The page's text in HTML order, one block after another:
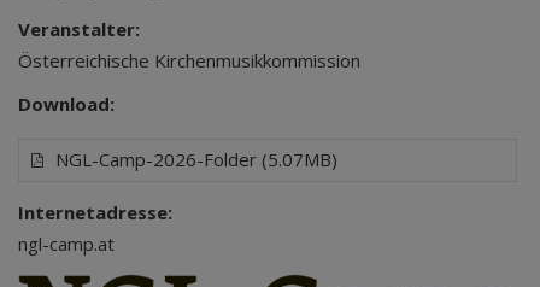
Veranstalter:
Österreichische Kirchenmusikkommission
Download:
NGL-Camp-2026-Folder (5.07MB)
Internetadresse:
ngl-camp.at